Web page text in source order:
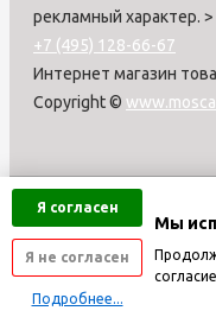
Я согласен
Я не согласен
Подробнее...
Мы
рекламный характер. >
+7 (495) 128-66-67
Интернет магазин
Copyright ©